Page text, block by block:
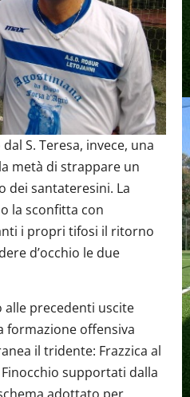
S. Teresa, invece, una
metà di strappare un
dei santateresini. La
la sconfitta con
i propri tifosi il ritorno
d’occhio le due
precedenti uscite
formazione offensiva
il tridente: Frazzica al
supportati dalla